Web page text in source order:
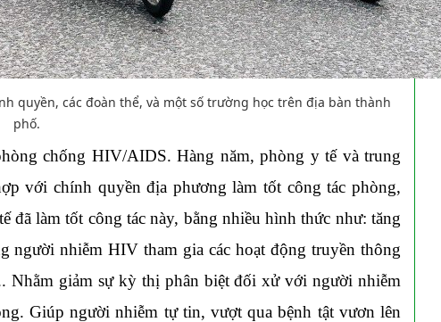
quyền, các đoàn thể, và một số trường học trên địa bàn thành
phố.
chống HIV/AIDS. Hàng năm, phòng y tế và trung
với chính quyền địa phương làm tốt công tác phòng,
làm tốt công tác này, bằng nhiều hình thức như: tăng
người nhiễm HIV tham gia các hoạt động truyền thông
Nhằm giảm sự kỳ thị phân biệt đối xử với người nhiễm
Giúp người nhiễm tự tin, vượt qua bệnh tật vươn lên
bão mạng với tài lướt
sóng như “dân chơi”
thi trong bùn đất để bảo
vệ môi trường ở Israel